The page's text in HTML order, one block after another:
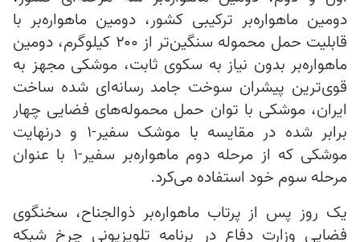
دومین ماهواره‌بر ترکیبی کشور، دومین ماهواره‌بر با
قابلیت حمل محموله سنگین‌تر از ۲۰۰ کیلوگرم، دومین
ماهواره‌بر بدون نیاز به سکوی ثابت، موشکی مجهز به
قوی‌ترین پیشران سوخت جامد رسانه‌ای شده ساخت
ایران، موشکی با توان حمل محموله‌های فضایی چهار
برابر شده در مقایسه با موشک سفیر-۱ و درنهایت
موشکی که از مرحله دوم ماهواره‌بر سفیر-۱ با ‌عنوان
مرحله سوم خود استفاده می‌کرد.
یک روز پس از پرتاب ماهواره‌بر ذوالجناح، سخنگوی
فضایی وزارت دفاع در برنامه تلویزیونی چرخ شبکه